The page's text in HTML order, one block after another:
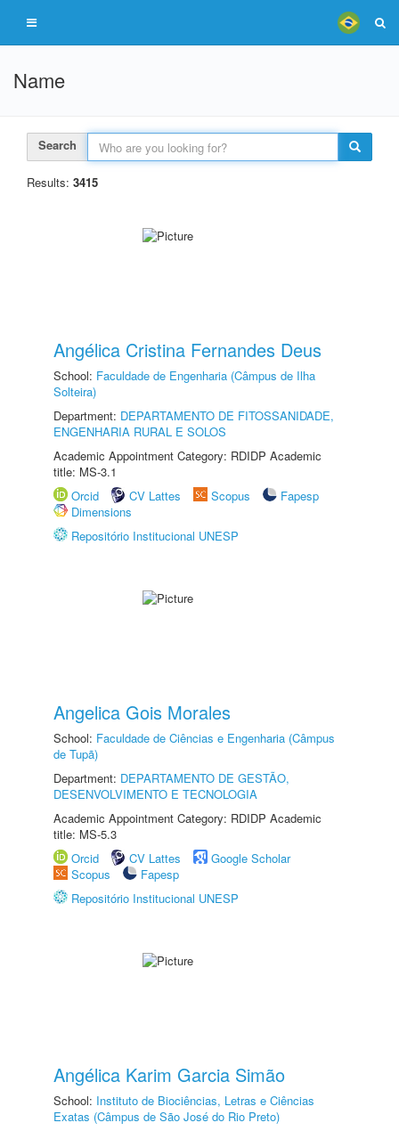
Name
Search
Results: 3415
Angélica Cristina Fernandes Deus
School: Faculdade de Engenharia (Câmpus de Ilha
Solteira)
Department: DEPARTAMENTO DE FITOSSANIDADE,
ENGENHARIA RURAL E SOLOS
Academic Appointment Category: RDIDP Academic
title: MS-3.1
Orcid
CV Lattes Scopus
Fapesp
Dimensions
Repositório Institucional UNESP
Angelica Gois Morales
School: Faculdade de Ciências e Engenharia (Câmpus
de Tupã)
Department: DEPARTAMENTO DE GESTÃO,
DESENVOLVIMENTO E TECNOLOGIA
Academic Appointment Category: RDIDP Academic
title: MS-5.3
Orcid
CV Lattes
Google Scholar
Scopus
Fapesp
Repositório Institucional UNESP
Angélica Karim Garcia Simão
School: Instituto de Biociências, Letras e Ciências
Exatas (Câmpus de São José do Rio Preto)